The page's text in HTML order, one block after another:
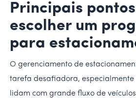
Principais
escolher um
para
O gerenciamento de
tarefa desafiadora,
lidam com grande fluxo de